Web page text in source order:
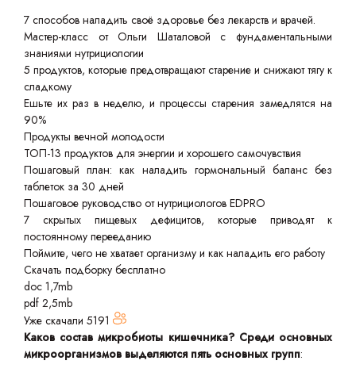
7 способов наладить своё здоровье без лекарств и врачей.
Мастер-класс от Ольги Шаталовой с фундаментальными
знаниями нутрициологии
5 продуктов, которые предотвращают старение и снижают тягу к
сладкому
Ешьте их раз в неделю, и процессы старения замедлятся на
90%
Продукты вечной молодости
ТОП-13 продуктов для энергии и хорошего самочувствия
Пошаговый план: как наладить гормональный баланс без
таблеток за 30 дней
Пошаговое руководство от нутрициологов EDPRO
7 скрытых пищевых дефицитов, которые приводят к
постоянному перееданию
Поймите, чего не хватает организму и как наладить его работу
Скачать подборку бесплатно
doc 1,7mb
pdf 2,5mb
Уже скачали 5191
Каков состав микробиоты кишечника? Среди основных
микроорганизмов выделяются пять основных групп: